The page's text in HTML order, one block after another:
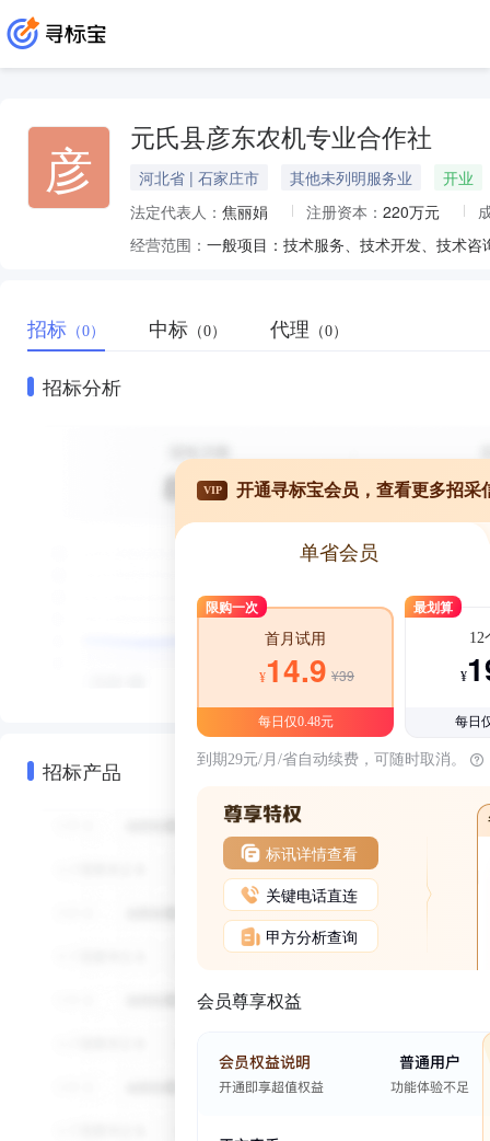
彦 元氏县彦东农机专业合作社
河北省 | 石家庄市 其他未列明服务业
开业
法定代表人： 焦丽娟 注册资本： 220万元
经营范围：
招标 （0） 中标 （0） 代理 （0）
招标分析
招标产品
VIP 开通寻标宝会员，查看更多招采
单省会员
限购一次
首月试用
¥14.9 ¥39
每日仅0.48元
最划算
12
¥
每日
到期29元/月/省自动续费，可随时取消。
标讯详情查看
关键电话直连
甲方分析查询
会员尊享权益